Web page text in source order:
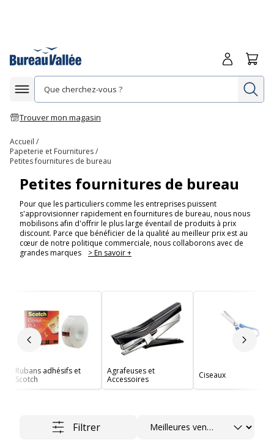
Afficher la navigation
Trouver mon magasin
Me
Accueil
Papeterie et Fournitures
Petites fournitures de bureau
Petites fournitures de bureau
Pour que les particuliers comme les entreprises puissent
s'approvisionner rapidement en fournitures de bureau, nous nous
mobilisons afin d'offrir le plus large éventail de produits à prix
discount. Parce que bénéficier de la qualité au meilleur prix est au
cœur de notre politique commerciale, nous collaborons avec de
grandes marques
> En savoir +
Slide précédent Slide
Rubans adhésifs et
Scotch
Agrafeuses et
Accessoires
Ciseaux
Filtrer Trier